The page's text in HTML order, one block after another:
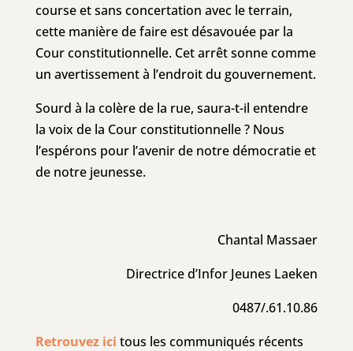
course et sans concertation avec le terrain,
cette manière de faire est désavouée par la
Cour constitutionnelle. Cet arrêt sonne comme
un avertissement à l’endroit du gouvernement.
Sourd à la colère de la rue, saura-t-il entendre
la voix de la Cour constitutionnelle ? Nous
l’espérons pour l’avenir de notre démocratie et
de notre jeunesse.
Chantal Massaer
Directrice d’Infor Jeunes Laeken
0487/.61.10.86
Retrouvez ici tous les communiqués récents